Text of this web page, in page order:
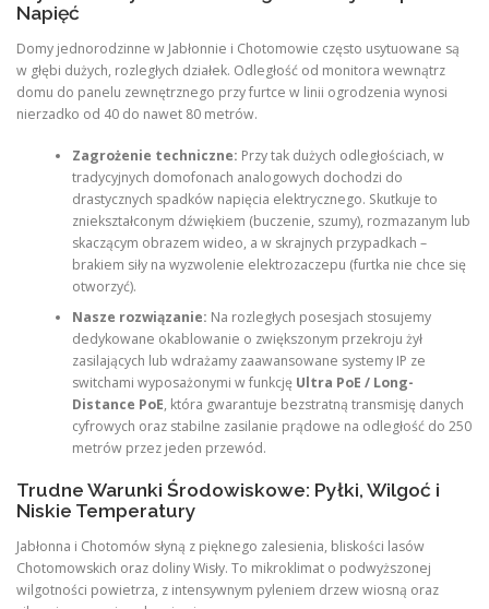
Napięć
Domy jednorodzinne w Jabłonnie i Chotomowie często usytuowane są
w głębi dużych, rozległych działek. Odległość od monitora wewnątrz
domu do panelu zewnętrznego przy furtce w linii ogrodzenia wynosi
nierzadko od 40 do nawet 80 metrów.
Zagrożenie techniczne: Przy tak dużych odległościach, w
tradycyjnych domofonach analogowych dochodzi do
drastycznych spadków napięcia elektrycznego. Skutkuje to
zniekształconym dźwiękiem (buczenie, szumy), rozmazanym lub
skaczącym obrazem wideo, a w skrajnych przypadkach –
brakiem siły na wyzwolenie elektrozaczepu (furtka nie chce się
otworzyć).
Nasze rozwiązanie: Na rozległych posesjach stosujemy
dedykowane okablowanie o zwiększonym przekroju żył
zasilających lub wdrażamy zaawansowane systemy IP ze
switchami wyposażonymi w funkcję Ultra PoE / Long-
Distance PoE, która gwarantuje bezstratną transmisję danych
cyfrowych oraz stabilne zasilanie prądowe na odległość do 250
metrów przez jeden przewód.
Trudne Warunki Środowiskowe: Pyłki, Wilgoć i
Niskie Temperatury
Jabłonna i Chotomów słyną z pięknego zalesienia, bliskości lasów
Chotomowskich oraz doliny Wisły. To mikroklimat o podwyższonej
wilgotności powietrza, z intensywnym pyleniem drzew wiosną oraz